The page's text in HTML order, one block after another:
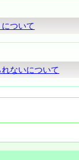
ついて
ないについて